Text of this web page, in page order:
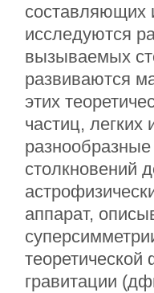
составляющих
исследуются
вызываемых
развиваются
этих
частиц,
столкновений
аппарат,
теоретической
гравитации